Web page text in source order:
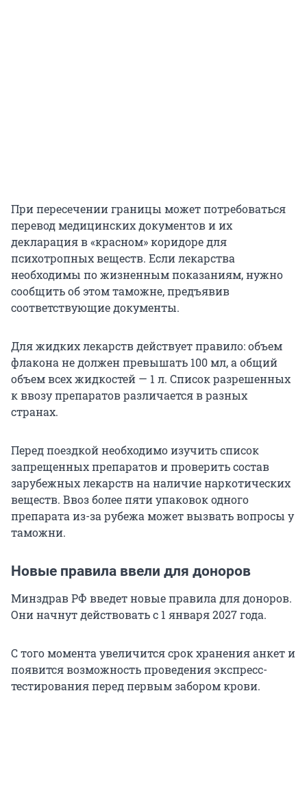
При пересечении границы может потребоваться
перевод медицинских документов и их
декларация в «красном» коридоре для
психотропных веществ. Если лекарства
необходимы по жизненным показаниям, нужно
сообщить об этом таможне, предъявив
соответствующие документы.
Для жидких лекарств действует правило: объем
флакона не должен превышать 100 мл, а общий
объем всех жидкостей — 1 л. Список разрешенных
к ввозу препаратов различается в разных
странах.
Перед поездкой необходимо изучить список
запрещенных препаратов и проверить состав
зарубежных лекарств на наличие наркотических
веществ. Ввоз более пяти упаковок одного
препарата из-за рубежа может вызвать вопросы у
таможни.
Новые правила ввели для доноров
Минздрав РФ введет новые правила для доноров.
Они начнут действовать с 1 января 2027 года.
С того момента увеличится срок хранения анкет и
появится возможность проведения экспресс-
тестирования перед первым забором крови.